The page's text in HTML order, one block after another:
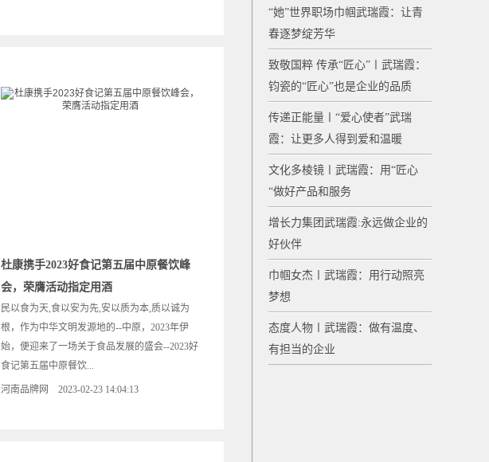
杜康携手2023好食记第五届中原餐饮峰
会，荣膺活动指定用酒
民以食为天,食以安为先,安以质为本,质以诚为
根，作为中华文明发源地的--中原，2023年伊
始，便迎来了一场关于食品发展的盛会--2023好
食记第五届中原餐饮...
河南品牌网 2023-02-23 14:04:13
“她”世界职场巾帼武瑞霞：让青
春逐梦绽芳华
致敬国粹 传承“匠心”〡武瑞霞：
钧瓷的“匠心”也是企业的品质
传递正能量〡“爱心使者”武瑞
霞：让更多人得到爱和温暖
文化多棱镜〡武瑞霞：用“匠心
“做好产品和服务
增长力集团武瑞霞:永远做企业的
好伙伴
巾帼女杰〡武瑞霞：用行动照亮
梦想
态度人物〡武瑞霞：做有温度、
有担当的企业